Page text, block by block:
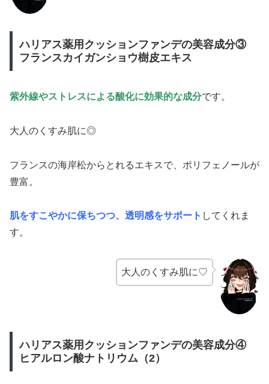
ハリアス薬用クッションファンデの美容成分③
フランスカイガンショウ樹皮エキス
紫外線やストレスによる酸化に効果的な成分です。
大人のくすみ肌に◎
フランスの海岸松からとれるエキスで、ポリフェノールが
豊富。
肌をすこやかに保ちつつ、透明感をサポート してくれま
す。
大人のくすみ肌に♡
ハリアス薬用クッションファンデの美容成分④
ヒアルロン酸ナトリウム（2）